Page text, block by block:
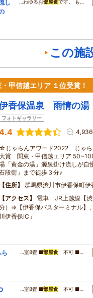
し
…わゆるお部屋食です。 も…
この施
甲信越エリア １位受賞！
香保温泉 雨情の
フォトギャラリー
☆じゃらんアワード2022 じゃら
賞 関東・甲信越エリア
「黄金の湯」源泉掛け流しが
段街」まで徒歩３分♪
住所
群馬県渋川市伊香保町伊
アクセス
電車 JR上越線【
）⇒【伊香保バスターミナル
川伊香保IC」
ら
…室8畳 ■部屋食 不可 ■…
…室8畳 ■部屋食 不可 ■…